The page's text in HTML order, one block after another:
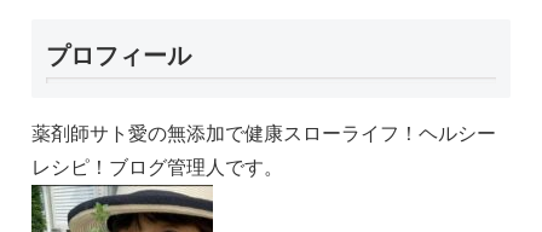
プロフィール
薬剤師サト愛の無添加で健康スローライフ！ヘルシー
レシピ！ブログ管理人です。